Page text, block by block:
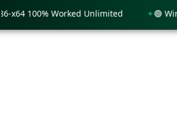
Worked Unlimited 🟢 WinRAR